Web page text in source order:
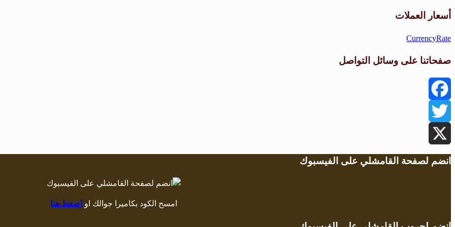
أسعار العملات
CurrencyRate
صفحاتنا على وسائل التواصل
Facebook
Twitter
X
انضم لصفحة القامشلي على الفيسبوك
امسح الكود بكاميرا جوالك او اضغط هنا